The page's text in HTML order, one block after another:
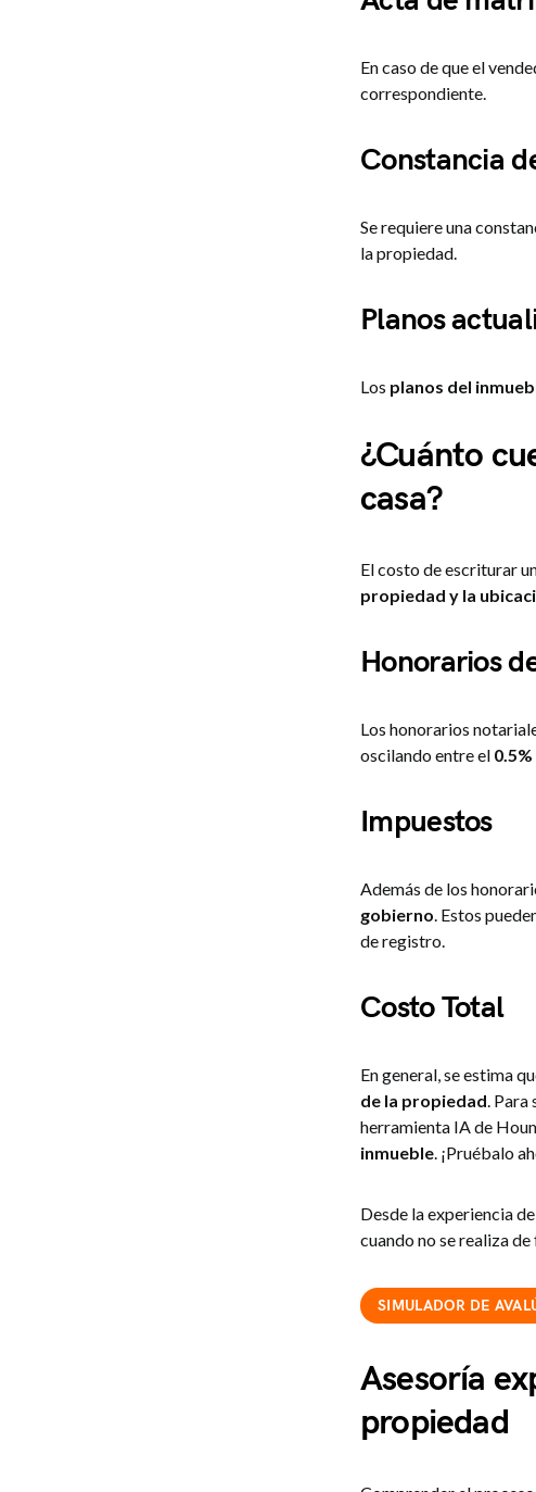
En caso de que el
correspondiente.
Constancia
Se requiere una
la propiedad.
Planos
Los planos del
¿Cuánto
casa?
El costo de escriturar
propiedad y la
Honorarios
Los honorarios
oscilando entre el
Impuestos
Además de los
gobierno. Estos
de registro.
Costo Total
En general, se estima
de la propiedad. Para
herramienta IA de
inmueble. ¡Pruébalo
Desde la experiencia
cuando no se realiza
SIMULADOR DE
Asesoría
propiedad